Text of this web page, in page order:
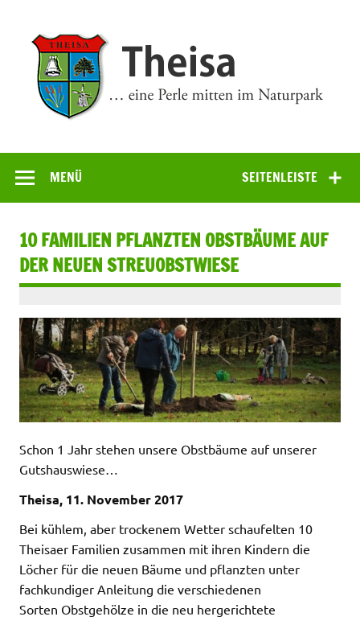
springen
SEITENLEISTE
MENÜ
10 FAMILIEN PFLANZTEN OBSTBÄUME AUF
DER NEUEN STREUOBSTWIESE
Schon 1 Jahr stehen unsere Obstbäume auf unserer
Gutshauswiese…
Theisa, 11. November 2017
Bei kühlem, aber trockenem Wetter schaufelten 10
Theisaer Familien zusammen mit ihren Kindern die
Löcher für die neuen Bäume und pflanzten unter
fachkundiger Anleitung die verschiedenen
Sorten Obstgehölze in die neu hergerichtete